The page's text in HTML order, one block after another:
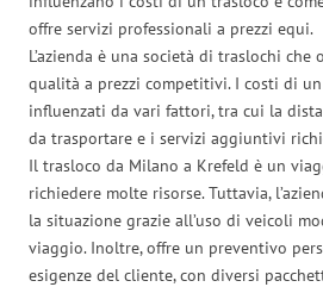
offre servizi professionali a prezzi equi.
L’azienda è una società di traslochi che
qualità a prezzi competitivi. I costi di
influenzati da vari fattori, tra cui la
da trasportare e i servizi aggiuntivi
Il trasloco da Milano a Krefeld è un
richiedere molte risorse. Tuttavia,
la situazione grazie all’uso di veicoli
viaggio. Inoltre, offre un preventivo
esigenze del cliente, con diversi